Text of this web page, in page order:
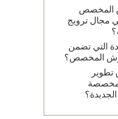
المخصص
مجال ترويج
التي تضمن
المخصص؟